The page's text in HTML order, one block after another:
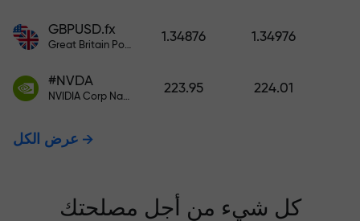
GBPUSD.fx
Great Britain Pound vs US Dollar
1.34876 1.34976
#NVDA
NVIDIA Corp Nasdaq Stock Exchange (Nasdaq) USD
223.95 224.01
عرض الكل
كل شيء من أجل مصلحتك